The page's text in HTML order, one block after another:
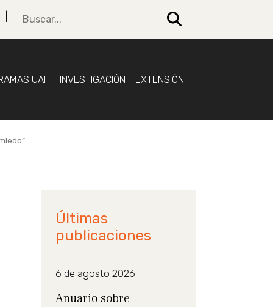
UAH INVESTIGACIÓN EXTENSIÓN
Últimas
publicaciones
6 de agosto 2026
Anuario sobre